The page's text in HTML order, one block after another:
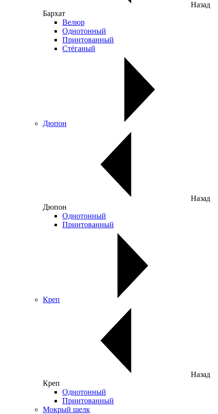
Назад
Бархат
Велюр
Однотонный
Принтованный
Стёганый
Дюпон
Назад
Дюпон
Однотонный
Принтованный
Креп
Назад
Креп
Однотонный
Принтованный
Мокрый шелк